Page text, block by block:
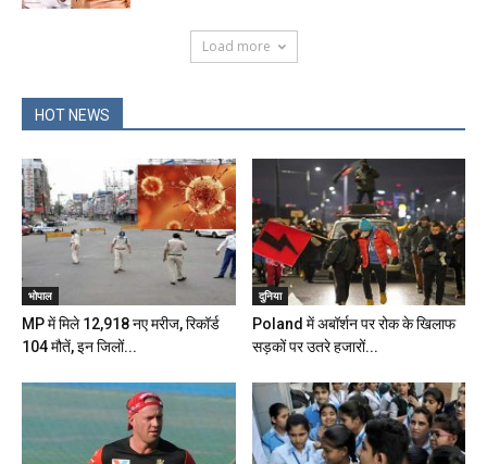
Load more
HOT NEWS
भोपाल
MP में मिले 12,918 नए मरीज, रिकॉर्ड
104 मौतें, इन जिलों...
दुनिया
Poland में अबॉर्शन पर रोक के खिलाफ
सड़कों पर उतरे हजारों...